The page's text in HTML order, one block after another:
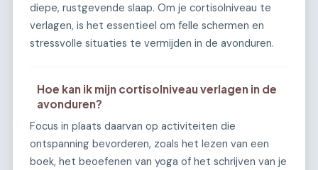
diepe, rustgevende slaap. Om je cortisolniveau te
verlagen, is het essentieel om felle schermen en
stressvolle situaties te vermijden in de avonduren.
Hoe kan ik mijn cortisolniveau verlagen in de
avonduren?
Focus in plaats daarvan op activiteiten die
ontspanning bevorderen, zoals het lezen van een
boek, het beoefenen van yoga of het schrijven van je